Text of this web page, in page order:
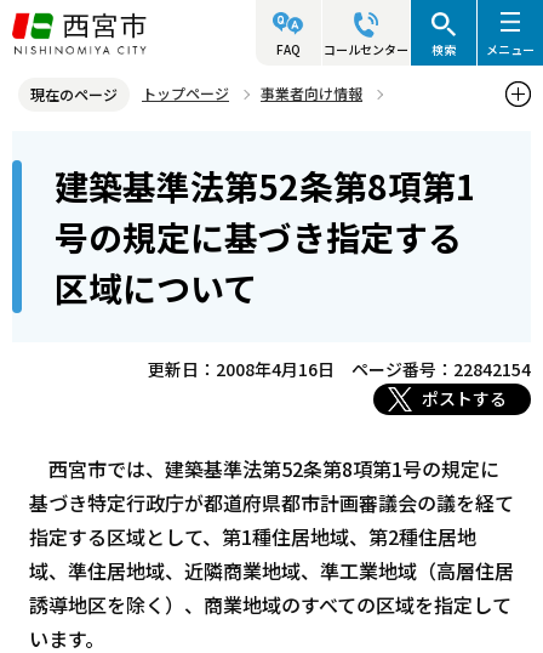
こ
の
ジ
す
FAQ コールセンター 検索 メニュー
現在のページ トップページ
事業者向け情報
建築基準法第52条第8項第1号の規定に基づき指定する区域について
ら
建築基準法第52条第8項第1
号の規定に基づき指定する
区域について
更新日：2008年4月16日
ページ番号：22842154
ポストする
西宮市では、建築基準法第52条第8項第1号の規定に
基づき特定行政庁が都道府県都市計画審議会の議を経て
指定する区域として、第1種住居地域、第2種住居地
域、準住居地域、近隣商業地域、準工業地域（高層住居
誘導地区を除く）、商業地域のすべての区域を指定して
います。